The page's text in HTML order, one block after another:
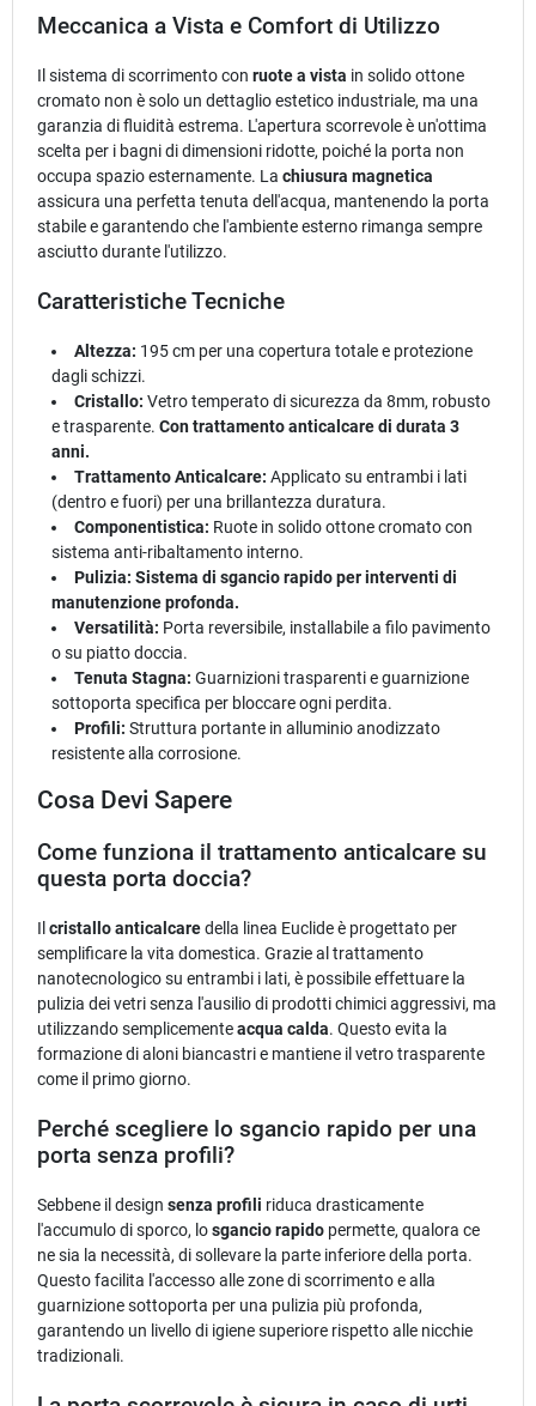
Meccanica a Vista e Comfort di Utilizzo
Il sistema di scorrimento con ruote a vista in solido ottone
cromato non è solo un dettaglio estetico industriale, ma una
garanzia di fluidità estrema. L'apertura scorrevole è un'ottima
scelta per i bagni di dimensioni ridotte, poiché la porta non
occupa spazio esternamente. La chiusura magnetica
assicura una perfetta tenuta dell'acqua, mantenendo la porta
stabile e garantendo che l'ambiente esterno rimanga sempre
asciutto durante l'utilizzo.
Caratteristiche Tecniche
Altezza: 195 cm per una copertura totale e protezione
dagli schizzi.
Cristallo: Vetro temperato di sicurezza da 8mm, robusto
e trasparente. Con trattamento anticalcare di durata 3
anni.
Trattamento Anticalcare: Applicato su entrambi i lati
(dentro e fuori) per una brillantezza duratura.
Componentistica: Ruote in solido ottone cromato con
sistema anti-ribaltamento interno.
Pulizia: Sistema di sgancio rapido per interventi di
manutenzione profonda.
Versatilità: Porta reversibile, installabile a filo pavimento
o su piatto doccia.
Tenuta Stagna: Guarnizioni trasparenti e guarnizione
sottoporta specifica per bloccare ogni perdita.
Profili: Struttura portante in alluminio anodizzato
resistente alla corrosione.
Cosa Devi Sapere
Come funziona il trattamento anticalcare su
questa porta doccia?
Il cristallo anticalcaredella linea Euclide è progettato per
semplificare la vita domestica. Grazie al trattamento
nanotecnologico su entrambi i lati, è possibile effettuare la
pulizia dei vetri senza l'ausilio di prodotti chimici aggressivi, ma
utilizzando semplicementeacqua calda. Questo evita la
formazione di aloni biancastri e mantiene il vetro trasparente
come il primo giorno.
Perché scegliere lo sgancio rapido per una
porta senza profili?
Sebbene il design senza profili riduca drasticamente
l'accumulo di sporco, losgancio rapido permette, qualora ce
ne sia la necessità, di sollevare la parte inferiore della porta.
Questo facilita l'accesso alle zone di scorrimento e alla
guarnizione sottoporta per una pulizia più profonda,
garantendo un livello di igiene superiore rispetto alle nicchie
tradizionali.